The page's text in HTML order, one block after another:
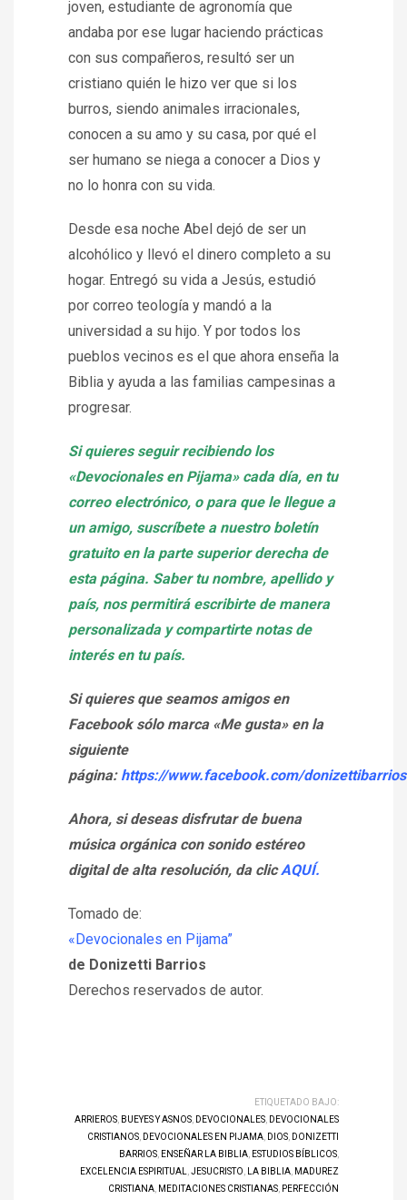
joven, estudiante de agronomía que
andaba por ese lugar haciendo prácticas
con sus compañeros, resultó ser un
cristiano quién le hizo ver que si los
burros, siendo animales irracionales,
conocen a su amo y su casa, por qué el
ser humano se niega a conocer a Dios y
no lo honra con su vida.
Desde esa noche Abel dejó de ser un
alcohólico y llevó el dinero completo a su
hogar. Entregó su vida a Jesús, estudió
por correo teología y mandó a la
universidad a su hijo. Y por todos los
pueblos vecinos es el que ahora enseña la
Biblia y ayuda a las familias campesinas a
progresar.
Si quieres seguir recibiendo los
«Devocionales en Pijama» cada día, en tu
correo electrónico, o para que le llegue a
un amigo, suscríbete a nuestro boletín
gratuito en la parte superior derecha de
esta página. Saber tu nombre, apellido y
país, nos permitirá escribirte de manera
personalizada y compartirte notas de
interés en tu país.
Si quieres que seamos amigos en
Facebook sólo marca «Me gusta» en la
siguiente
página: https://www.facebook.com/donizettibarrios
Ahora, si deseas disfrutar de buena
música orgánica con sonido estéreo
digital de alta resolución, da clicAQUÍ.
Tomado de:
«Devocionales en Pijama”
de Donizetti Barrios
Derechos reservados de autor.
ETIQUETADO BAJO:
ARRIEROS BUEYES Y ASNOS DEVOCIONALES DEVOCIONALES
CRISTIANOS DEVOCIONALES EN PIJAMA DIOS DONIZETTI
BARRIOS ENSEÑAR LA BIBLIA ESTUDIOS BÍBLICOS
EXCELENCIA ESPIRITUAL
JESUCRISTO LA BIBLIA MADUREZ
CRISTIANA MEDITACIONES CRISTIANAS PERFECCIÓN